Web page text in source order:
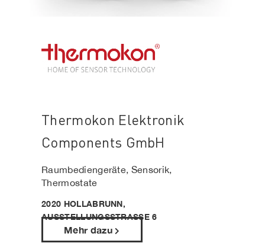
Thermokon Elektronik
Components GmbH
Raumbediengeräte, Sensorik,
Thermostate
2020 HOLLABRUNN,
AUSSTELLUNGSSTRASSE 6
Mehr dazu